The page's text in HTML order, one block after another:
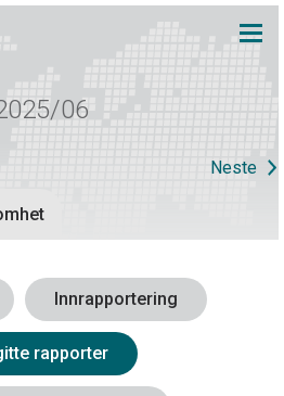
06
Neste
Innrapportering
rapporter